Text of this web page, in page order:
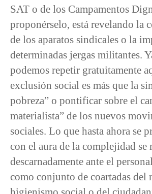
SAT o de los Campamentos
proponérselo, está revelando la
de los aparatos sindicales o la
determinadas jergas militantes.
podemos repetir gratuitamente
exclusión social es más que la
pobreza” o pontificar sobre el
materialista” de los nuevos
sociales. Lo que hasta ahora se
con el aura de la complejidad se
descarnadamente ante el
como conjunto de coartadas del
higienismo social o del